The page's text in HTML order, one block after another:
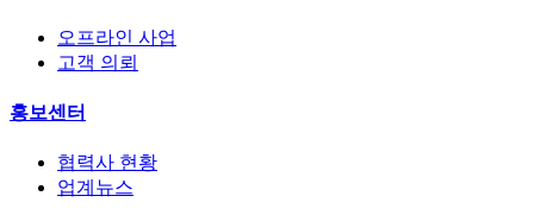
오프라인 사업
고객 의뢰
홍보센터
협력사 현황
업계뉴스